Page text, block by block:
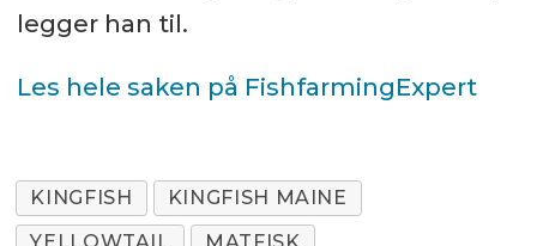
legger han til.
Les hele saken på FishfarmingExpert
KINGFISH
KINGFISH MAINE